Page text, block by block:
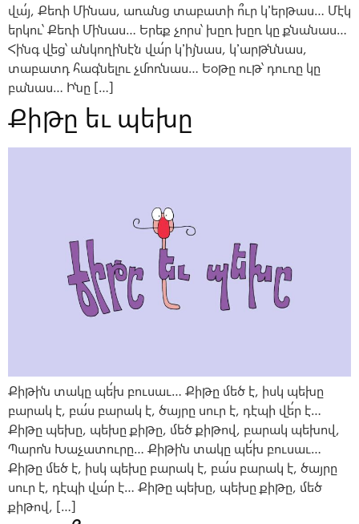
վա՛յ, Քեռի Մինաս, առանց տաբատի ո՞ւր կ՚երթաս… Մէկ
երկու՝ Քեռի Մինաս… Երեք չորս՝ խըռ խըռ կը քնանաս…
Հինգ վեց՝ անկողինէն վա՛ր կ՚իյնաս, կ՚արթննաս,
տաբատդ հագնելու չմոռնաս… Եօթը ութ՝ դուռը կը
բանաս… Ինը […]
Քիթը եւ պեխը
Քիթին տակը պե՛խ բուսաւ… Քիթը մեծ է, իսկ պեխը
բարակ է, բա՛ս բարակ է, ծայրը սուր է, դէպի վե՛ր է…
Քիթը պեխը, պեխը քիթը, մեծ քիթով, բարակ պեխով,
Պարոն Խաչատուրը… Քիթին տակը պե՛խ բուսաւ…
Քիթը մեծ է, իսկ պեխը բարակ է, բա՛ս բարակ է, ծայրը
սուր է, դէպի վա՛ր է… Քիթը պեխը, պեխը քիթը, մեծ
քիթով, […]